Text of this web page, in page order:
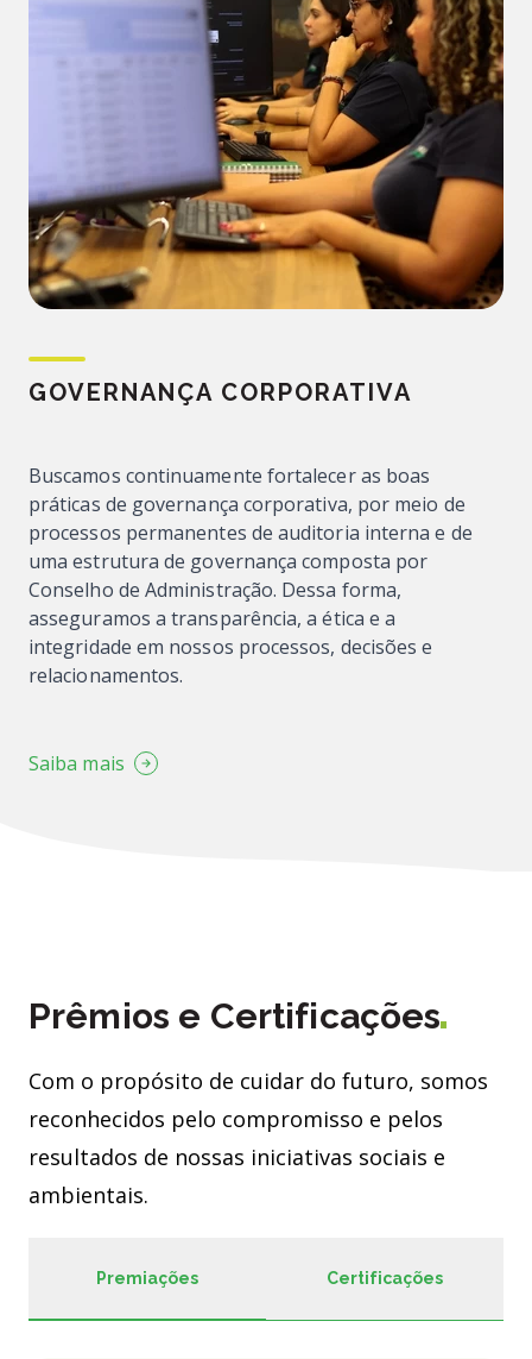
GOVERNANÇA CORPORATIVA
Buscamos continuamente fortalecer as boas
práticas de governança corporativa, por meio de
processos permanentes de auditoria interna e de
uma estrutura de governança composta por
Conselho de Administração. Dessa forma,
asseguramos a transparência, a ética e a
integridade em nossos processos, decisões e
relacionamentos.
Saiba mais
Prêmios e Certificações
Com o propósito de cuidar do futuro, somos
reconhecidos pelo compromisso e pelos
resultados de nossas iniciativas sociais e
ambientais.
Premiações Certificações